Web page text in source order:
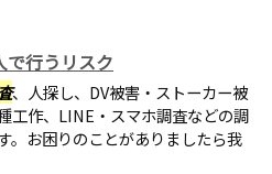
で行うリスク
、人探し、DV被害・ストーカー被
工作、LINE・スマホ調査などの調
。お困りのことがありましたら我